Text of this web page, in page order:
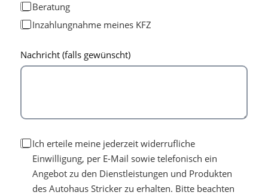
Beratung
Inzahlungnahme meines KFZ
Nachricht (falls gewünscht)
Ich erteile meine jederzeit widerrufliche
Einwilligung, per E-Mail sowie telefonisch ein
Angebot zu den Dienstleistungen und Produkten
des Autohaus Stricker zu erhalten. Bitte beachten